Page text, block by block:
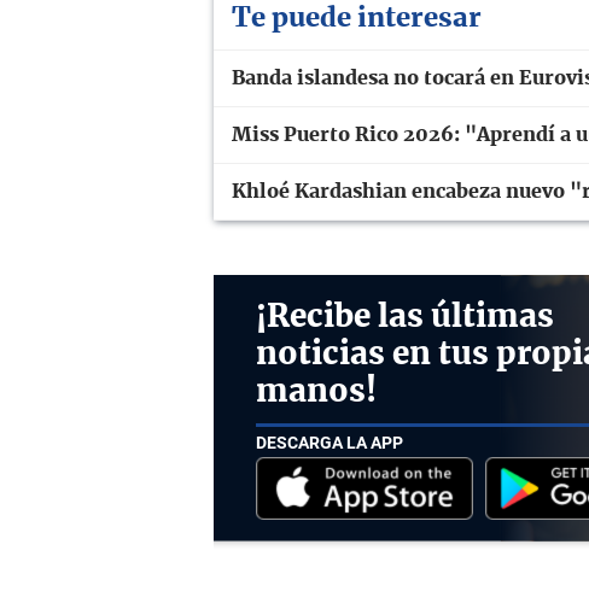
Te puede interesar
Banda islandesa no tocará en
Miss Puerto Rico 2026: "Aprendí a
Khloé Kardashian encabeza nuevo
¡Recibe las últimas
noticias en tus
manos!
DESCARGA LA APP